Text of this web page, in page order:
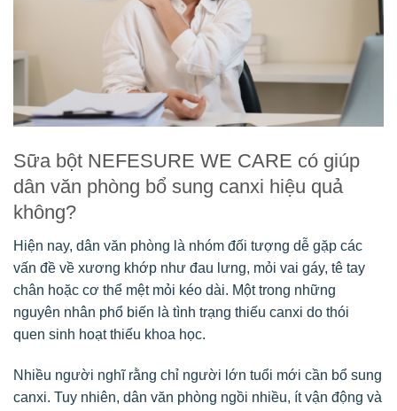
Sữa bột NEFESURE WE CARE có giúp
dân văn phòng bổ sung canxi hiệu quả
không?
Hiện nay, dân văn phòng là nhóm đối tượng dễ gặp các
vấn đề về xương khớp như đau lưng, mỏi vai gáy, tê tay
chân hoặc cơ thể mệt mỏi kéo dài. Một trong những
nguyên nhân phổ biến là tình trạng thiếu canxi do thói
quen sinh hoạt thiếu khoa học.
Nhiều người nghĩ rằng chỉ người lớn tuổi mới cần bổ sung
canxi. Tuy nhiên, dân văn phòng ngồi nhiều, ít vận động và